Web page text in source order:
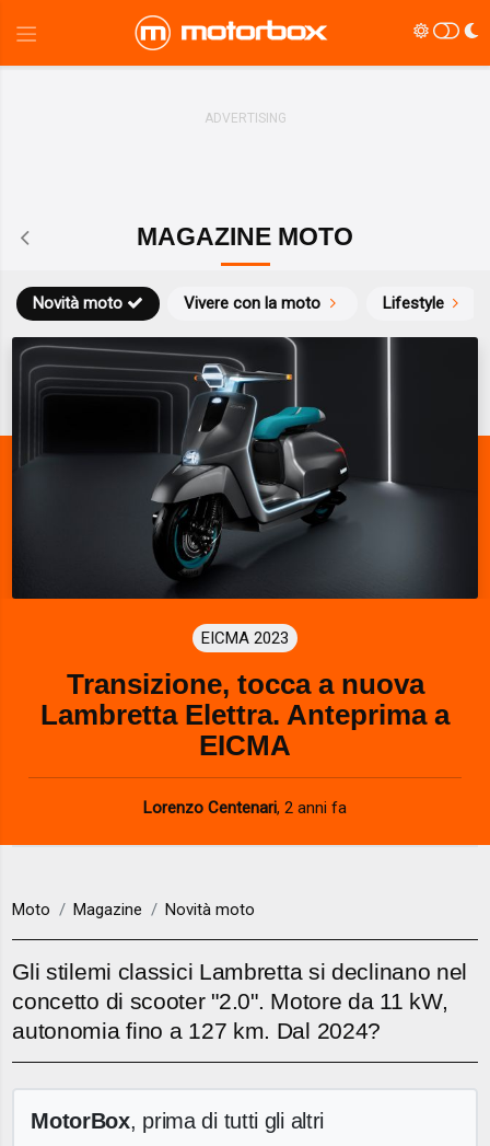
MAGAZINE MOTO
Novità moto Vivere con la moto Lifestyle
EICMA 2023
Transizione, tocca a nuova
Lambretta Elettra. Anteprima a
EICMA
Lorenzo Centenari, 2 anni fa
Moto Magazine Novità moto
Gli stilemi classici Lambretta si declinano nel
concetto di scooter "2.0". Motore da 11 kW,
autonomia fino a 127 km. Dal 2024?
MotorBox, prima di tutti gli altri